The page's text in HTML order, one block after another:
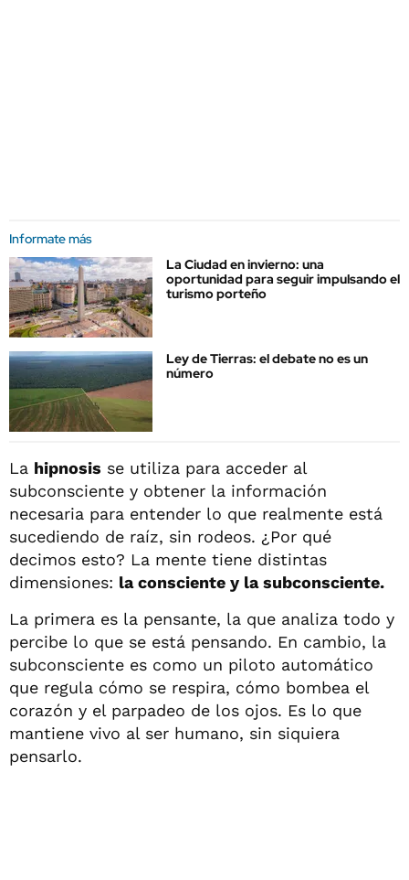
Informate más
La Ciudad en invierno: una
oportunidad para seguir impulsando el
turismo porteño
Ley de Tierras: el debate no es un
número
La hipnosis se utiliza para acceder al
subconsciente y obtener la información
necesaria para entender lo que realmente está
sucediendo de raíz, sin rodeos. ¿Por qué
decimos esto? La mente tiene distintas
dimensiones: la consciente y la subconsciente.
La primera es la pensante, la que analiza todo y
percibe lo que se está pensando. En cambio, la
subconsciente es como un piloto automático
que regula cómo se respira, cómo bombea el
corazón y el parpadeo de los ojos. Es lo que
mantiene vivo al ser humano, sin siquiera
pensarlo.